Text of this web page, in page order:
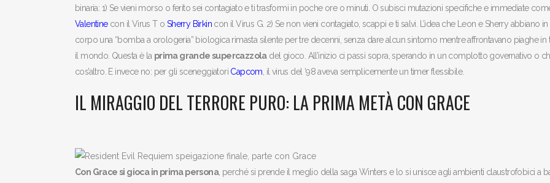
binaria: 1) Se vieni morso o ferito sei contagiato e ti trasformi in poche ore o minuti. O subisci mutazioni specifiche e immediate
Valentinecon il Virus T o Sherry Birkin con il Virus G. 2) Se non vieni contagiato, scappi e ti salvi. L’idea che Leon e Sherry abbiano in
corpo una “bomba a orologeria” biologica rimasta silente per tre decenni, senza dare alcun sintomo mentre affrontavano piaghe in
il mondo. Questa è la prima grande supercazzoladel gioco. All’inizio ci passi sopra, sperando in un complotto governativo o
cos’altro. E invece no: per gli sceneggiatori Capcom , il virus del ’98 aveva semplicemente un timer flessibile.
IL MIRAGGIO DEL TERRORE PURO: LA PRIMA METÀ CON GRACE
Con Grace si gioca in prima persona, perché si prende il meglio della saga Winters e lo si unisce agli ambienti claustrofobici a